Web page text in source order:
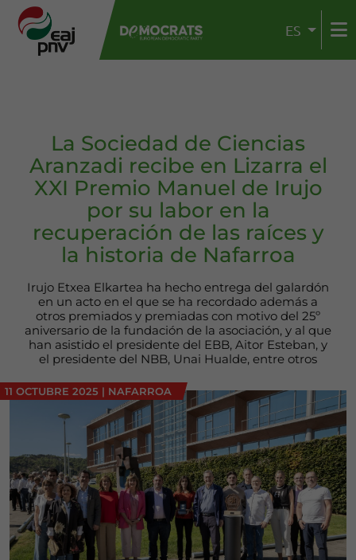
ES
La Sociedad de Ciencias
Aranzadi recibe en Lizarra el
XXI Premio Manuel de Irujo
por su labor en la
recuperación de las raíces y
la historia de Nafarroa
Irujo Etxea Elkartea ha hecho entrega del galardón
en un acto en el que se ha recordado además a
otros premiados y premiadas con motivo del 25º
aniversario de la fundación de la asociación, y al que
han asistido el presidente del EBB, Aitor Esteban, y
el presidente del NBB, Unai Hualde, entre otros
11 OCTUBRE 2025 | NAFARROA